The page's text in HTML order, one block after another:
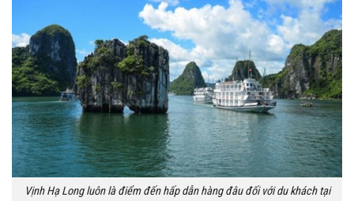
Vịnh Hạ Long luôn là điểm đến hấp dẫn hàng đâu đối với du khách tại